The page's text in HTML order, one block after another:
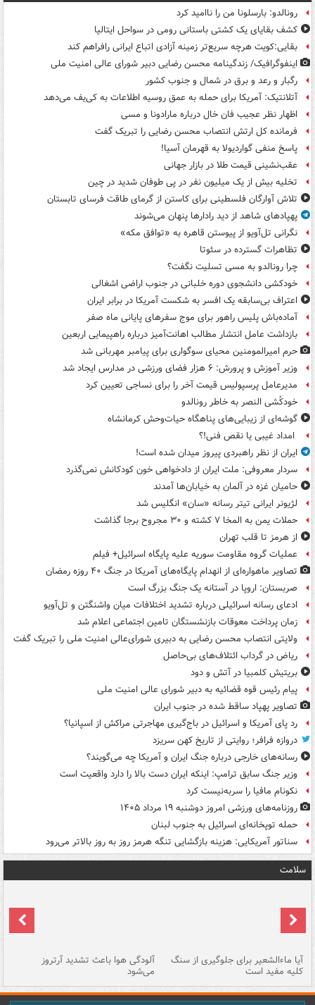
رونالدو: بارسلونا من را ناامید کرد
کشف بقایای یک کشتی باستانی رومی در سواحل ایتالیا
بقایی:کویت هرچه سریع‌تر زمینه آزادی اتباع ایرانی رافراهم کند
اینفوگرافیک/ زندگینامه محسن رضایی دبیر شورای عالی امنیت‌ ملی
رگبار و رعد و برق در شمال و جنوب کشور
آتلانتیک: آمریکا برای حمله به عمق روسیه اطلاعات به کی‌یف می‌دهد
اظهار نظر عجیب فان خال درباره مارادونا و مسی
فرمانده کل ارتش انتصاب محسن رضایی را تبریک گفت
پاسخ منفی گواردیولا به قهرمان آسیا!
عقب‌نشینی قیمت طلا در بازار جهانی
تخلیه بیش از یک میلیون نفر در پی طوفان شدید در چین
تلاش آوارگان فلسطینی برای کاستن از گرمای طاقت فرسای تابستان
پهپادهای شاهد از دید رادارها پنهان می‌شوند
نگرانی تل‌آویو از پیوستن قاهره به «توافق مکه»
تظاهرات گسترده در سئوتا
چرا رونالدو به مسی تسلیت نگفت؟
خودکشی دانشجوی دوره خلبانی در جنوب اراضی اشغالی
اعتراف بی‌سابقه یک افسر به شکست آمریکا در برابر ایران
آماده‌باش پلیس راهور برای موج سفرهای پایانی ماه صفر
بازداشت عامل انتشار مطالب اهانت‌آمیز درباره راهپیمایی اربعین
حرم امیرالمومنین محیای سوگواری برای پیامبر مهربانی شد
وزیر آموزش و پرورش: ۶ هزار فضای ورزشی در مدارس ایجاد شد
مدیرعامل پرسپولیس قیمت آخر را برای نساجی تعیین کرد
خودکُشی النصر به خاطر رونالدو
گوشه‌ای از زیبایی‌های پناهگاه‌ حیات‌وحش کرمانشاه
امداد غیبی یا نقص فنی!؟
ایران از نظر راهبردی پیروز میدان شده است!
سردار معروفی: ملت ایران از دادخواهی خون کودکانش نمی‌گذرد
حامیان غزه در آلمان به خیابان‌ها آمدند
لژیونر ایرانی تیتر رسانه «سان» انگلیس شد
حملات یمن به المخا ۷ کشته و ۳۰ مجروح برجا گذاشت
از هرمز تا قلب تهران
عملیات گروه مقاومت سوریه علیه پایگاه اسرائیل+ فیلم
تصاویر ماهواره‌ای از انهدام پایگاه‌های آمریکا در جنگ ۴۰ روزه رمضان
صربستان: اروپا در آستانه یک جنگ بزرگ است
ادعای رسانه اسرائیلی درباره تشدید اختلافات میان واشنگتن و تل‌آویو
زمان پرداخت معوقات بازنشستگان تامین اجتماعی اعلام شد
ولایتی انتصاب محسن رضایی به دبیری شورای‌عالی امنیت ملی را تبریک گفت
ریاض در گرداب ائتلاف‌های بی‌حاصل
بریتیش کلمبیا در آتش و دود
پیام رئیس قوه قضائیه به دبیر شورای عالی امنیت ملی
تصاویر پهپاد ساقط شده در جنوب ایران
رد پای آمریکا و اسرائیل در باج‌گیری مهاجرتی مراکش از اسپانیا؟
دروازه فرافر؛ روایتی از تاریخ کهن سریزد
رسانه‌های خارجی درباره جنگ ایران و آمریکا چه می‌گویند؟
وزیر جنگ سابق ترامپ: اینکه ایران دست بالا را دارد واقعیت است
نکونام مافیا را سربه‌نیست کرد
روزنامه‌های ورزشی امروز دوشنبه ۱۹ مرداد ۱۴۰۵
حمله توپخانه‌ای اسرائیل به جنوب لبنان
سناتور آمریکایی: هزینه بازگشایی تنگه هرمز روز به روز بالاتر می‌رود
سلامت
آیا ماءالشعیر برای جلوگیری از سنگ
کلیه مفید است
آلودگی هوا باعث تشدید آرتروز
می‌شود